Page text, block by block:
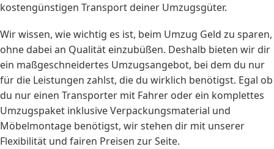
kostengünstigen Transport deiner Umzugsgüter.
Wir wissen, wie wichtig es ist, beim Umzug Geld zu sparen,
ohne dabei an Qualität einzubüßen. Deshalb bieten wir dir
ein maßgeschneidertes Umzugsangebot, bei dem du nur
für die Leistungen zahlst, die du wirklich benötigst. Egal ob
du nur einen Transporter mit Fahrer oder ein komplettes
Umzugspaket inklusive Verpackungsmaterial und
Möbelmontage benötigst, wir stehen dir mit unserer
Flexibilität und fairen Preisen zur Seite.